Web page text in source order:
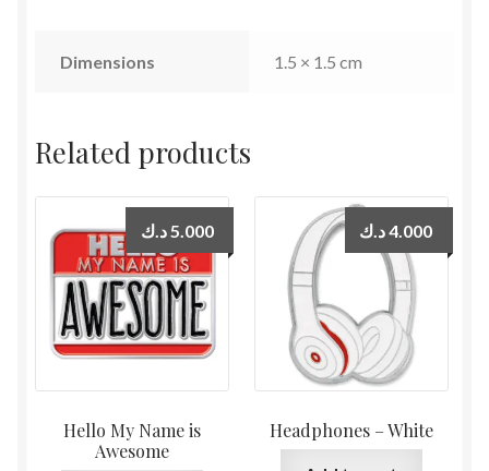
Dimensions 1.5 × 1.5 cm
Related products
Hello My Name is
Awesome
5.000 د.ك
Headphones – White
4.000د.ك